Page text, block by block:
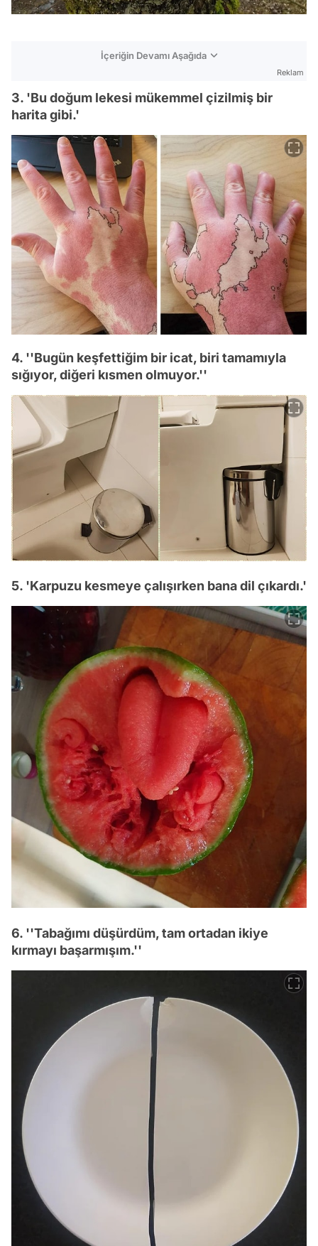
İçeriğin Devamı Aşağıda
Reklam
3. 'Bu doğum lekesi mükemmel çizilmiş bir
harita gibi.'
4. ''Bugün keşfettiğim bir icat, biri tamamıyla
sığıyor, diğeri kısmen olmuyor.''
5. 'Karpuzu kesmeye çalışırken bana dil çıkardı.'
6. ''Tabağımı düşürdüm, tam ortadan ikiye
kırmayı başarmışım.''